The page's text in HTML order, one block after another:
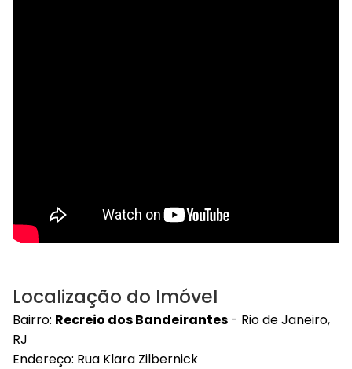
Localização do Imóvel
Bairro: Recreio dos Bandeirantes - Rio de Janeiro,
RJ
Endereço: Rua Klara Zilbernick